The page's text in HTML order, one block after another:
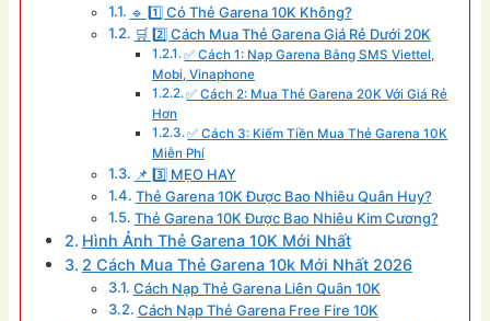
🔹 1️⃣ Có Thẻ Garena 10K Không?
🛒 2️⃣ Cách Mua Thẻ Garena Giá Rẻ Dưới 20K
✅ Cách 1: Nạp Garena Bằng SMS Viettel,
Mobi, Vinaphone
✅ Cách 2: Mua Thẻ Garena 20K Với Giá Rẻ
Hơn
✅ Cách 3: Kiếm Tiền Mua Thẻ Garena 10K
Miễn Phí
📌 3️⃣ MẸO HAY
Thẻ Garena 10K Được Bao Nhiêu Quân Huy?
Thẻ Garena 10K Được Bao Nhiêu Kim Cương?
Hình Ảnh Thẻ Garena 10K Mới Nhất
2 Cách Mua Thẻ Garena 10k Mới Nhất 2026
Cách Nạp Thẻ Garena Liên Quân 10K
Cách Nạp Thẻ Garena Free Fire 10K